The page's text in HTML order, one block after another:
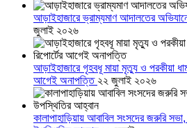
আড়াইহাজারে ভ্রাম্যমাণ আদালতের
জুলাই ২০২৬
আড়াইহাজারে গৃহবধূ মায়া মৃত্যু ও পরকীয়া
আগেই অনাপত্তি ২২ জুলাই ২০২৬
কালাপাহাড়িয়ায় আবাবিল সংসদের জরুরি